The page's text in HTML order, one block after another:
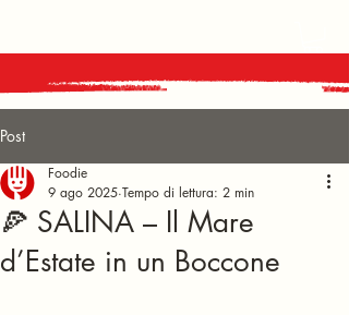
Post
🍕 SALINA – Il Mare
d’Estate in un Boccone
Foodie
9 ago 2025 Tempo di lettura: 2 min